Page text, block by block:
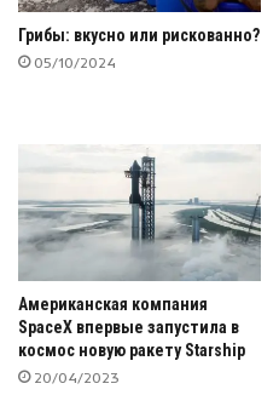
Грибы: вкусно или рискованно?
05/10/2024
Американская компания
SpaceX впервые запустила в
космос новую ракету Starship
20/04/2023